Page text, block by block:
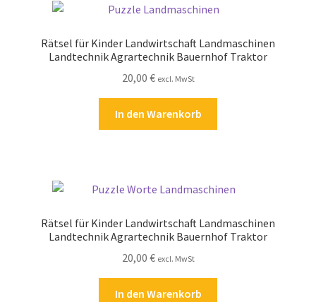
Impressum
Mein Konto
Rätsel für Kinder Landwirtschaft Landmaschinen
Landtechnik Agrartechnik Bauernhof Traktor
20,00 € excl. MwSt
In den Warenkorb
Rätsel für Kinder Landwirtschaft Landmaschinen
Landtechnik Agrartechnik Bauernhof Traktor
20,00 € excl. MwSt
In den Warenkorb